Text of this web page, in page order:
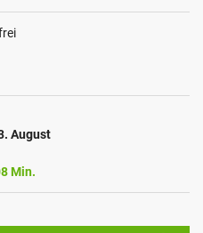
August
Min.